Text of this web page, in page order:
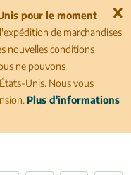
pour le moment
de marchandises
nouvelles conditions
ne pouvons
Unis. Nous vous
Plus d'informations